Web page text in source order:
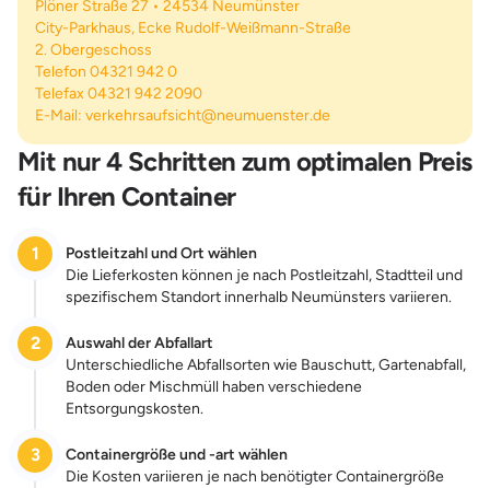
Plöner Straße 27 • 24534 Neumünster
City-Parkhaus, Ecke Rudolf-Weißmann-Straße
2. Obergeschoss
Telefon 04321 942 0
Telefax 04321 942 2090
E-Mail: verkehrsaufsicht@neumuenster.de
Mit nur 4 Schritten zum optimalen Preis
für Ihren Container
1
Postleitzahl und Ort wählen
Die Lieferkosten können je nach Postleitzahl, Stadtteil und
spezifischem Standort innerhalb Neumünsters variieren.
2
Auswahl der Abfallart
Unterschiedliche Abfallsorten wie Bauschutt, Gartenabfall,
Boden oder Mischmüll haben verschiedene
Entsorgungskosten.
3
Containergröße und -art wählen
Die Kosten variieren je nach benötigter Containergröße